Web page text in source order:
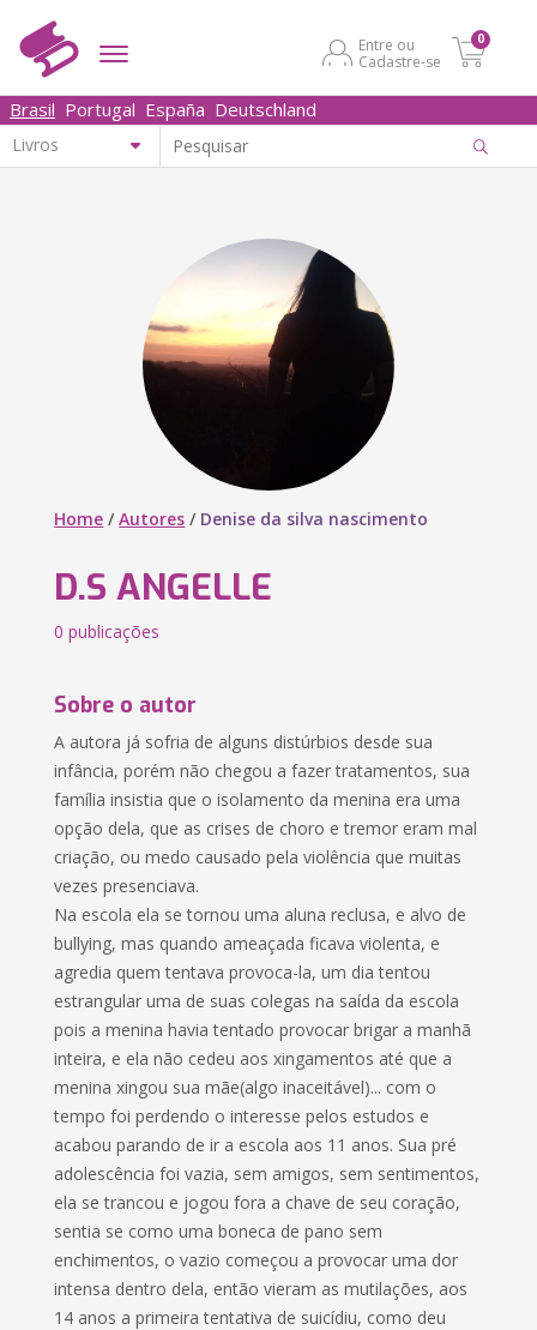
Entre ou
Cadastre-se
0
Brasil Portugal España Deutschland
Home /Autores / Denise da silva nascimento
D.S ANGELLE
0 publicações
Sobre o autor
A autora já sofria de alguns distúrbios desde sua
infância, porém não chegou a fazer tratamentos, sua
família insistia que o isolamento da menina era uma
opção dela, que as crises de choro e tremor eram mal
criação, ou medo causado pela violência que muitas
vezes presenciava.
Na escola ela se tornou uma aluna reclusa, e alvo de
bullying, mas quando ameaçada ficava violenta, e
agredia quem tentava provoca-la, um dia tentou
estrangular uma de suas colegas na saída da escola
pois a menina havia tentado provocar brigar a manhã
inteira, e ela não cedeu aos xingamentos até que a
menina xingou sua mãe(algo inaceitável)... com o
tempo foi perdendo o interesse pelos estudos e
acabou parando de ir a escola aos 11 anos. Sua pré
adolescência foi vazia, sem amigos, sem sentimentos,
ela se trancou e jogou fora a chave de seu coração,
sentia se como uma boneca de pano sem
enchimentos, o vazio começou a provocar uma dor
intensa dentro dela, então vieram as mutilações, aos
14 anos a primeira tentativa de suicídiu, como deu